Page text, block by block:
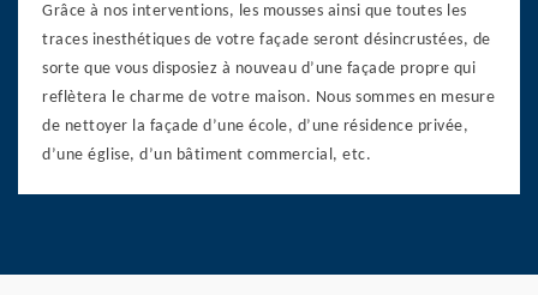
Grâce à nos interventions, les mousses ainsi que toutes les
traces inesthétiques de votre façade seront désincrustées, de
sorte que vous disposiez à nouveau d’une façade propre qui
reflètera le charme de votre maison. Nous sommes en mesure
de nettoyer la façade d’une école, d’une résidence privée,
d’une église, d’un bâtiment commercial, etc.